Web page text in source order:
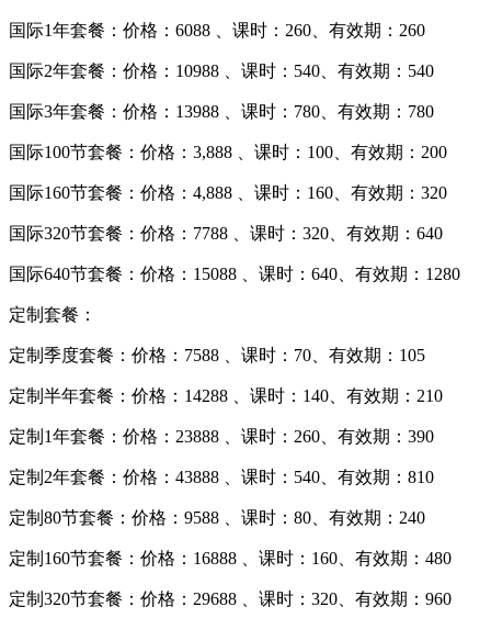
国际1年套餐：价格：6088 、课时：260、有效期：260
国际2年套餐：价格：10988 、课时：540、有效期：540
国际3年套餐：价格：13988 、课时：780、有效期：780
国际100节套餐：价格：3,888 、课时：100、有效期：200
国际160节套餐：价格：4,888 、课时：160、有效期：320
国际320节套餐：价格：7788 、课时：320、有效期：640
国际640节套餐：价格：15088 、课时：640、有效期：1280
定制套餐：
定制季度套餐：价格：7588 、课时：70、有效期：105
定制半年套餐：价格：14288 、课时：140、有效期：210
定制1年套餐：价格：23888 、课时：260、有效期：390
定制2年套餐：价格：43888 、课时：540、有效期：810
定制80节套餐：价格：9588 、课时：80、有效期：240
定制160节套餐：价格：16888 、课时：160、有效期：480
定制320节套餐：价格：29688 、课时：320、有效期：960